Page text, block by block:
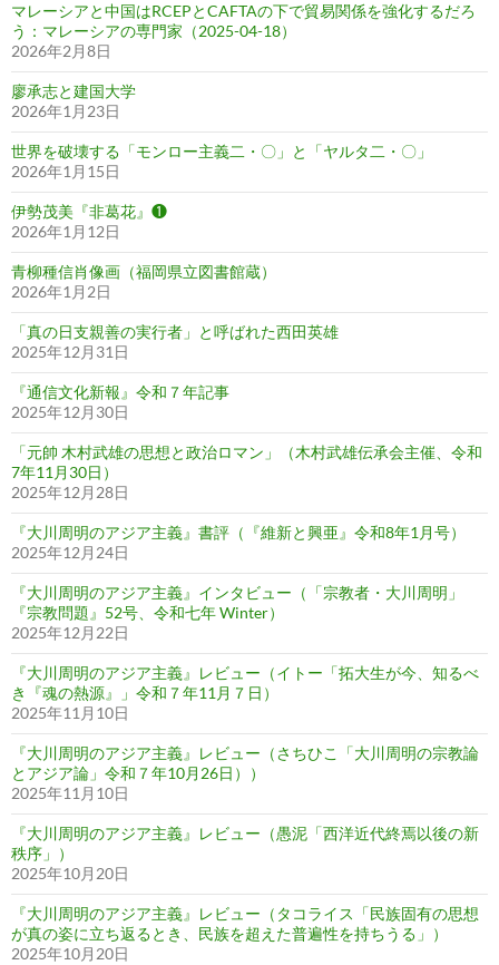
マレーシアと中国はRCEPとCAFTAの下で貿易関係を強化するだろ
う：マレーシアの専門家（2025-04-18）
2026年2月8日
廖承志と建国大学
2026年1月23日
世界を破壊する「モンロー主義二・〇」と「ヤルタ二・〇」
2026年1月15日
伊勢茂美『非葛花』❶
2026年1月12日
青柳種信肖像画（福岡県立図書館蔵）
2026年1月2日
「真の日支親善の実行者」と呼ばれた西田英雄
2025年12月31日
『通信文化新報』令和７年記事
2025年12月30日
「元帥 木村武雄の思想と政治ロマン」（木村武雄伝承会主催、令和
7年11月30日）
2025年12月28日
『大川周明のアジア主義』書評（『維新と興亜』令和8年1月号）
2025年12月24日
『大川周明のアジア主義』インタビュー（「宗教者・大川周明」
『宗教問題』52号、令和七年 Winter）
2025年12月22日
『大川周明のアジア主義』レビュー（イトー「拓大生が今、知るべ
き『魂の熱源』」令和７年11月７日）
2025年11月10日
『大川周明のアジア主義』レビュー（さちひこ「大川周明の宗教論
とアジア論」令和７年10月26日））
2025年11月10日
『大川周明のアジア主義』レビュー（愚泥「西洋近代終焉以後の新
秩序」）
2025年10月20日
『大川周明のアジア主義』レビュー（タコライス「民族固有の思想
が真の姿に立ち返るとき、民族を超えた普遍性を持ちうる」）
2025年10月20日